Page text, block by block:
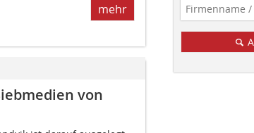
mehr
von